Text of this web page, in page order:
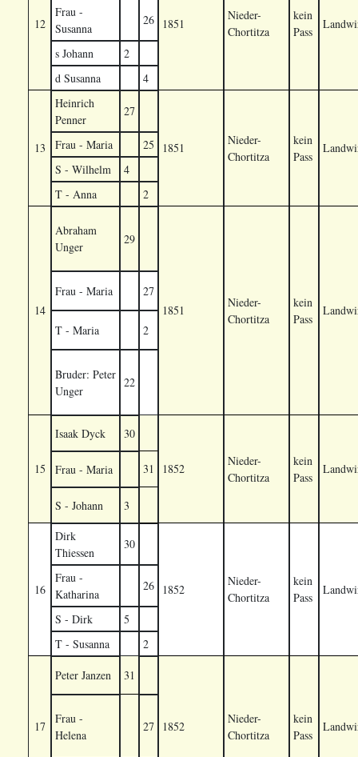
12 1851
Nieder-
Chortitza
kein
Pass
Frau -
Susanna
26
s Johann
2
d Susanna
4
13
Heinrich
Penner
27
1851
Nieder-
Chortitza
kein
Pass
Frau - Maria
25
S - Wilhelm
4
T - Anna
2
14
Abraham
Unger
29
1851
Nieder-
Chortitza
kein
Pass
Frau - Maria 27
T - Maria 2
Bruder: Peter
Unger
22
15
Isaak Dyck 30
1852
Nieder-
Chortitza
kein
Pass
Frau - Maria 31
S - Johann 3
16
Dirk
Thiessen
30
1852
Nieder-
Chortitza
kein
Pass
Frau -
Katharina
26
S - Dirk
5
T - Susanna
2
17
Peter Janzen 31
1852
Nieder-
Chortitza
kein
Pass
Frau -
Helena
27